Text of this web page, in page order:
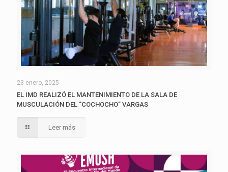
23 enero, 2025
EL IMD REALIZÓ EL MANTENIMIENTO DE LA SALA DE
MUSCULACIÓN DEL “COCHOCHO” VARGAS
Leer más